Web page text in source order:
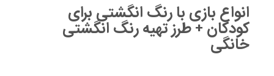
انواع بازی با رنگ انگشتی برای
کودکان + طرز تهیه رنگ انگشتی
خانگی